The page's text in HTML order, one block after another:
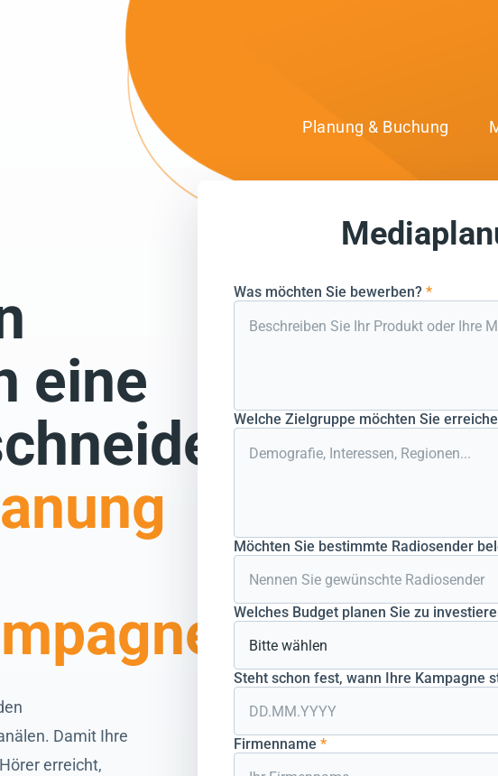
Planung & Buchung
uns auf den
eine
Damit Ihre
erreicht,
Was möchten Sie bewerben? *
Welche Zielgruppe möchten Sie
Möchten Sie bestimmte Radiosender
Welches Budget planen Sie zu
Steht schon fest, wann Ihre Kampagne
Firmenname *